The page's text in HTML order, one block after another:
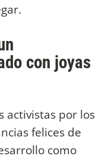
con joyas
activistas por los
felices de
como